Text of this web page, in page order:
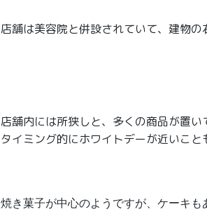
店舗は美容院と併設されていて、建物の
店舗内には所狭しと、多くの商品が置い
タイミング的にホワイトデーが近いこ
焼き菓子が中心のようですが、ケーキも